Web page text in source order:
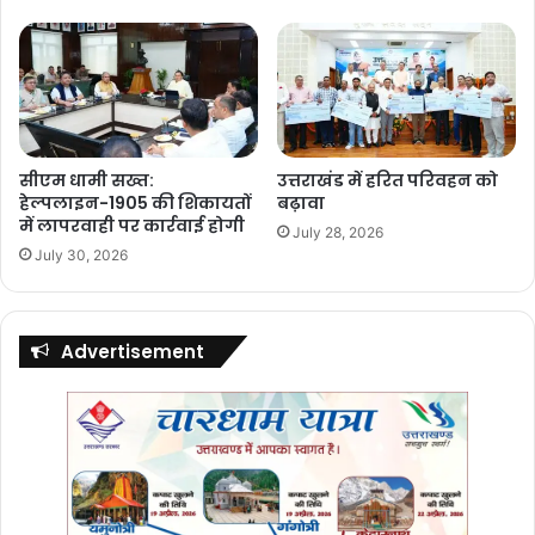
सीएम धामी सख्त:
हेल्पलाइन-1905 की शिकायतों
में लापरवाही पर कार्रवाई होगी
July 30, 2026
उत्तराखंड में हरित परिवहन को
बढ़ावा
July 28, 2026
Advertisement